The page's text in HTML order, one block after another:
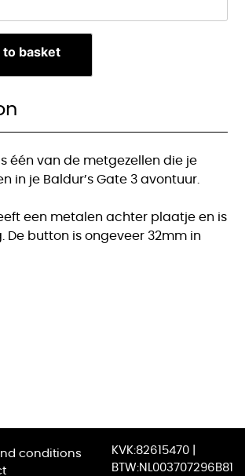
to basket
één van de metgezellen die je
in je Baldur’s Gate 3 avontuur.
een metalen achter plaatje en is
De button is ongeveer 32mm in
conditions
KVK:82615470 |
BTW:NL003707296B81